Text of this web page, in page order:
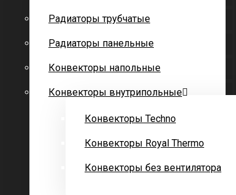
Радиаторы трубчатые
Радиаторы панельные
Конвекторы напольные
Конвекторы внутрипольные
Конвекторы Techno
Конвекторы Royal Thermo
Конвекторы без вентилятора